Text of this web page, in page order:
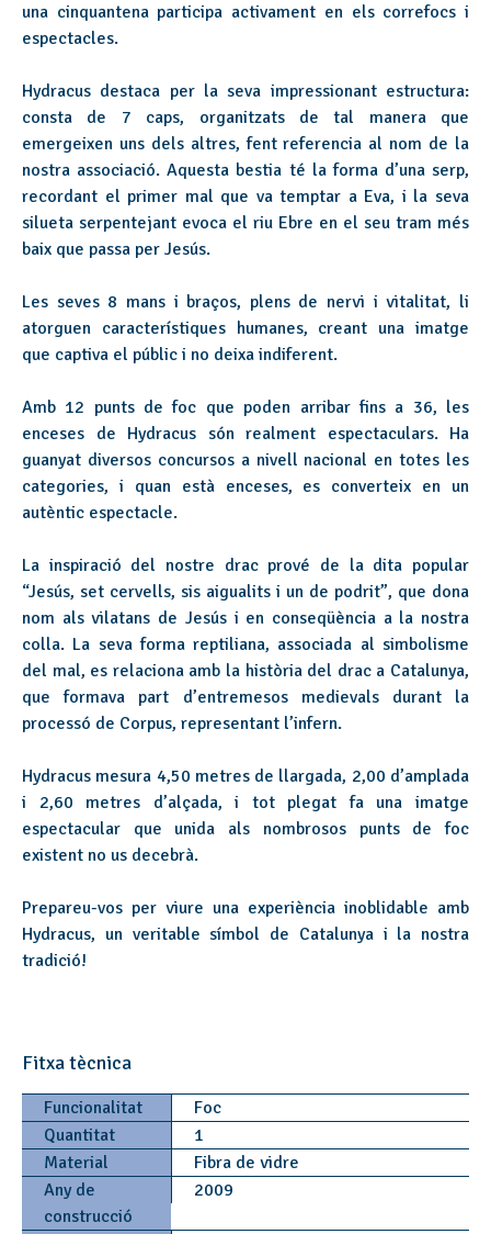
una cinquantena participa activament en els correfocs i
espectacles.
Hydracus destaca per la seva impressionant estructura:
consta de 7 caps, organitzats de tal manera que
emergeixen uns dels altres, fent referencia al nom de la
nostra associació. Aquesta bestia té la forma d’una serp,
recordant el primer mal que va temptar a Eva, i la seva
silueta serpentejant evoca el riu Ebre en el seu tram més
baix que passa per Jesús.
Les seves 8 mans i braços, plens de nervi i vitalitat, li
atorguen característiques humanes, creant una imatge
que captiva el públic i no deixa indiferent.
Amb 12 punts de foc que poden arribar fins a 36, les
enceses de Hydracus són realment espectaculars. Ha
guanyat diversos concursos a nivell nacional en totes les
categories, i quan està enceses, es converteix en un
autèntic espectacle.
La inspiració del nostre drac prové de la dita popular
“Jesús, set cervells, sis aigualits i un de podrit”, que dona
nom als vilatans de Jesús i en conseqüència a la nostra
colla. La seva forma reptiliana, associada al simbolisme
del mal, es relaciona amb la història del drac a Catalunya,
que formava part d’entremesos medievals durant la
processó de Corpus, representant l’infern.
Hydracus mesura 4,50 metres de llargada, 2,00 d’amplada
i 2,60 metres d’alçada, i tot plegat fa una imatge
espectacular que unida als nombrosos punts de foc
existent no us decebrà.
Prepareu-vos per viure una experiència inoblidable amb
Hydracus, un veritable símbol de Catalunya i la nostra
tradició!
Fitxa tècnica
Funcionalitat
Foc
Quantitat
1
Material
Fibra de vidre
Any de
construcció
2009